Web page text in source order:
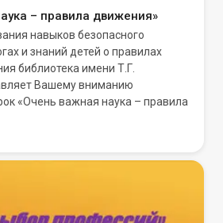
– правила движения»
навыков безопасного
и знаний детей о правилах
библиотека имени Т.Г.
Вашему вниманию
«Очень важная наука – правила